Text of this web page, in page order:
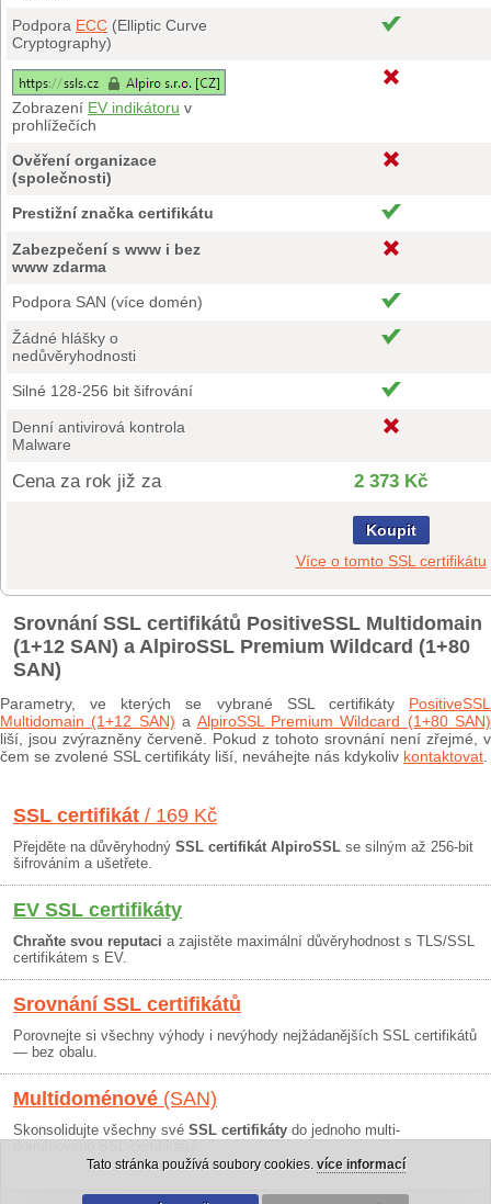
Podpora ECC (Elliptic Curve
Cryptography)
Zobrazení EV indikátoru v
prohlížečích
Ověření organizace
(společnosti)
Prestižní značka certifikátu
Zabezpečení s www i bez
www zdarma
Podpora SAN (více domén)
Žádné hlášky o
nedůvěryhodnosti
Silné 128-256 bit šifrování
Denní antivirová kontrola
Malware
Cena za rok již za 2 373 Kč
Koupit
Více o tomto SSL certifikátu
Srovnání SSL certifikátů PositiveSSL Multidomain
(1+12 SAN) a AlpiroSSL Premium Wildcard (1+80
SAN)
Parametry, ve kterých se vybrané SSL certifikáty PositiveSSL
Multidomain (1+12 SAN) a AlpiroSSL Premium Wildcard (1+80 SAN)
liší, jsou zvýrazněny červeně. Pokud z tohoto srovnání není zřejmé, v
čem se zvolené SSL certifikáty liší, neváhejte nás kdykoliv kontaktovat
SSL certifikát / 169 Kč
Přejděte na důvěryhodný SSL certifikát AlpiroSSL se silným až 256-bit
šifrováním a ušetřete.
EV SSL certifikáty
Chraňte svou reputaci a zajistěte maximální důvěryhodnost s TLS/SSL
certifikátem s EV.
Srovnání SSL certifikátů
Porovnejte si všechny výhody i nevýhody nejžádanějších SSL certifikátů
— bez obalu.
Multidoménové (SAN)
Skonsolidujte všechny své SSL certifikáty do jednoho multi-
Tato stránka používá soubory cookies. více informací